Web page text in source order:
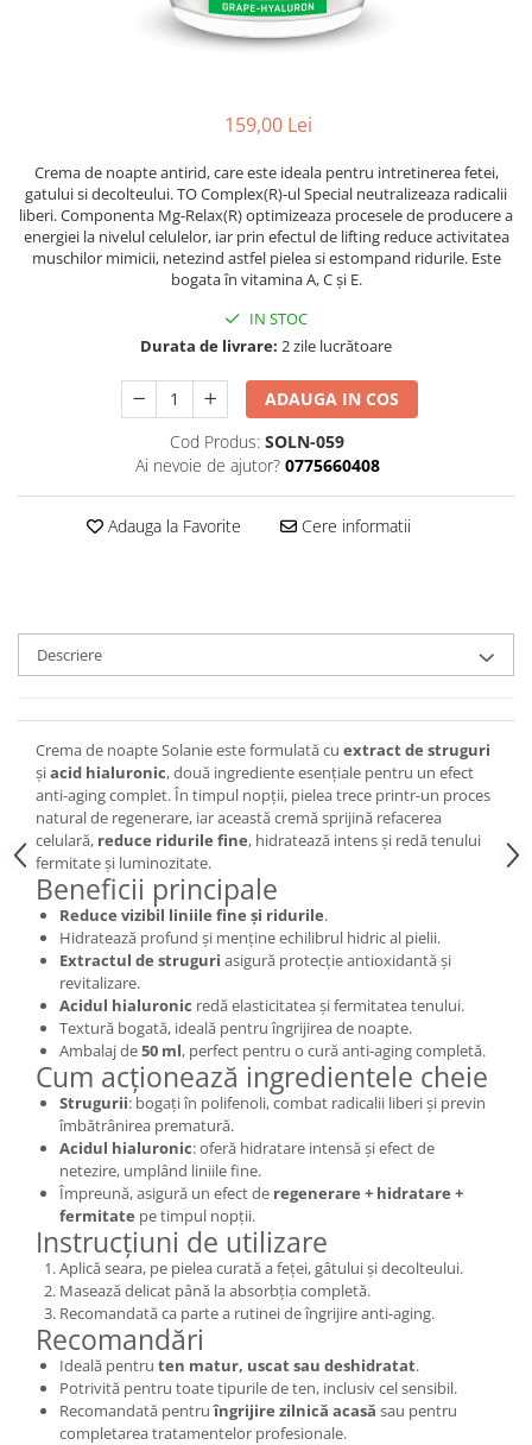
159,00 Lei
Crema de noapte antirid, care este ideala pentru intretinerea fetei,
gatului si decolteului. TO Complex(R)-ul Special neutralizeaza radicalii
liberi. Componenta Mg-Relax(R) optimizeaza procesele de producere a
energiei la nivelul celulelor, iar prin efectul de lifting reduce activitatea
muschilor mimicii, netezind astfel pielea si estompand ridurile. Este
bogata în vitamina A, C şi E.
IN STOC
Durata de livrare: 2 zile lucrătoare
ADAUGA IN COS
Cod Produs: SOLN-059
Ai nevoie de ajutor? 0775660408
Adauga la Favorite Cere informatii
Descriere
Crema de noapte Solanie este formulată cu extract de struguri
șiacid hialuronic, două ingrediente esențiale pentru un efect
anti-aging complet. În timpul nopții, pielea trece printr-un proces
natural de regenerare, iar această cremă sprijină refacerea
celulară, reduce ridurile fine, hidratează intens și redă tenului
fermitate și luminozitate.
Beneficii principale
Reduce vizibil liniile fine și ridurile.
Hidratează profund și menține echilibrul hidric al pielii.
Extractul de struguri asigură protecție antioxidantă și
revitalizare.
Acidul hialuronic redă elasticitatea și fermitatea tenului.
Textură bogată, ideală pentru îngrijirea de noapte.
Ambalaj de50 ml, perfect pentru o cură anti-aging completă.
Cum acționează ingredientele cheie
Strugurii: bogați în polifenoli, combat radicalii liberi și previn
îmbătrânirea prematură.
Acidul hialuronic: oferă hidratare intensă și efect de
netezire, umplând liniile fine.
Împreună, asigură un efect de regenerare + hidratare +
fermitate pe timpul nopții.
Instrucțiuni de utilizare
Aplică seara, pe pielea curată a feței, gâtului și decolteului.
Masează delicat până la absorbția completă.
Recomandată ca parte a rutinei de îngrijire anti-aging.
Recomandări
Ideală pentru ten matur, uscat sau deshidratat.
Potrivită pentru toate tipurile de ten, inclusiv cel sensibil.
Recomandată pentruîngrijire zilnică acasă sau pentru
completarea tratamentelor profesionale.